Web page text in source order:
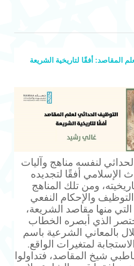
المقاصد: أفقًا لتاريخية الشريعة
لنفسه مناهج وآليات
الإسلامي أفقًا لتجديده
ومن تلك المناهج
والإحكام النفعي
منها مقاصد الشريعة،
الذي أبصره الخطاب
بالمعاني الشرعية باسم
لمتغيرات الواقع.
شيخ المقاصد، فتداولوا